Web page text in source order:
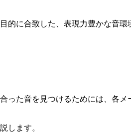
的に合致した、表現力豊かな音
った音を見つけるためには、各
します。